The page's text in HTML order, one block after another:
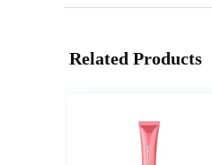
Related Products